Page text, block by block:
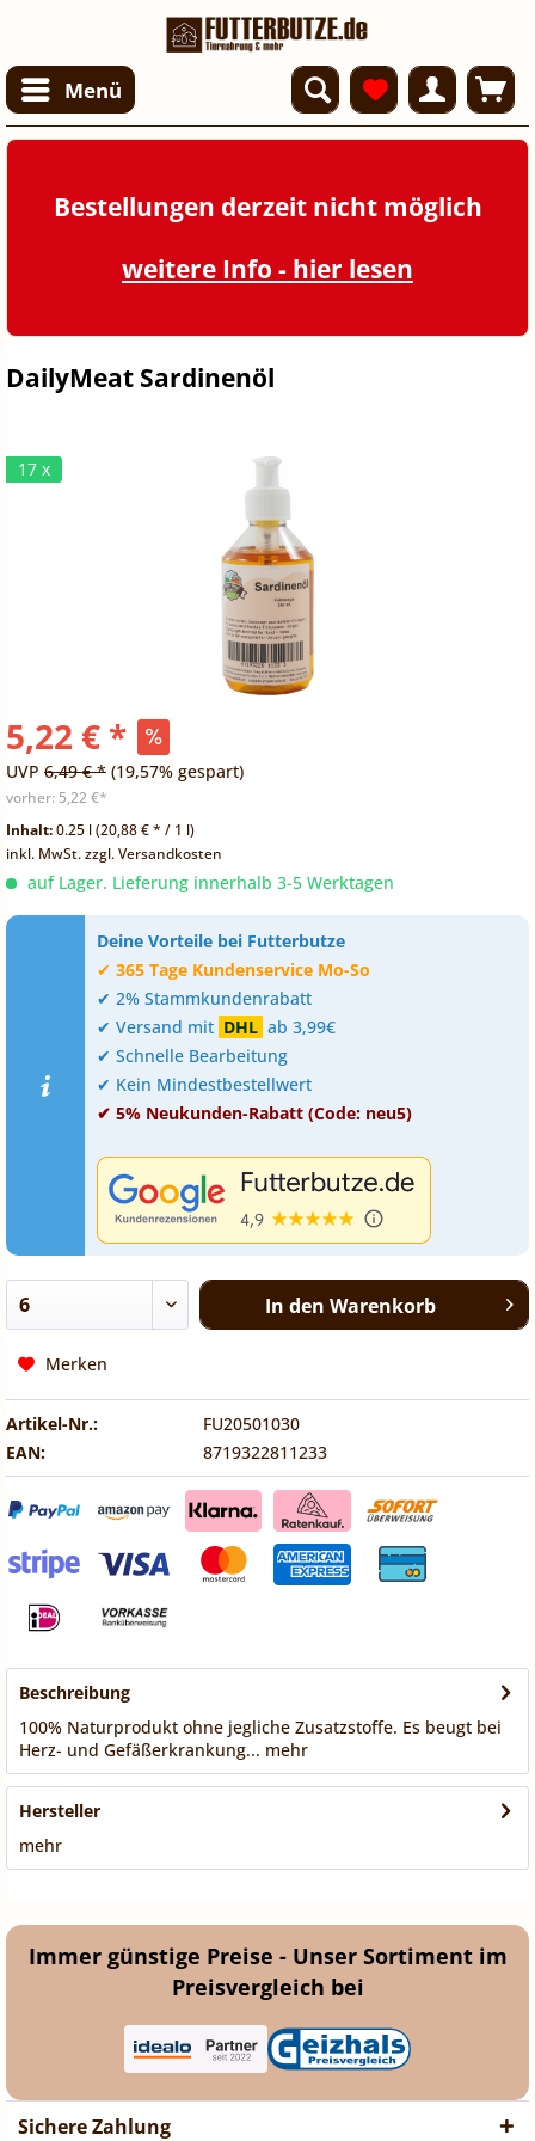
Menü
Bestellungen derzeit nicht möglich
weitere Info - hier lesen
DailyMeat Sardinenöl
17 x
5,22 € *
UVP 6,49 € * (19,57% gespart)
vorher: 5,22 €*
Inhalt:0.25 l (20,88 € * / 1 l)
inkl. MwSt.zzgl. Versandkosten
auf Lager. Lieferung innerhalb 3-5 Werktagen
Deine Vorteile bei Futterbutze
✔ 365 Tage Kundenservice Mo-So
✔ 2% Stammkundenrabatt
✔ Versand mit DHL ab 3,99€
✔ Schnelle Bearbeitung
✔ Kein Mindestbestellwert
✔ 5% Neukunden-Rabatt (Code: neu5)
In den Warenkorb
Merken
Artikel-Nr.:
FU20501030
EAN:
8719322811233
Beschreibung
100% Naturprodukt ohne jegliche Zusatzstoffe. Es beugt bei
Herz- und Gefäßerkrankung... mehr
Hersteller
mehr
Immer günstige Preise - Unser Sortiment im
Preisvergleich bei
Sichere Zahlung